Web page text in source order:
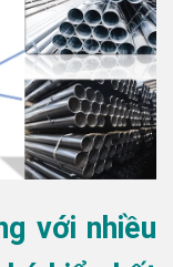
với nhiều